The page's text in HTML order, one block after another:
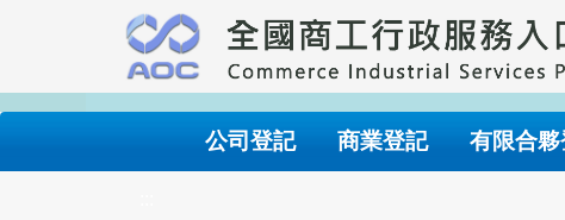
要
內
公司登記 商業登記 有限合夥